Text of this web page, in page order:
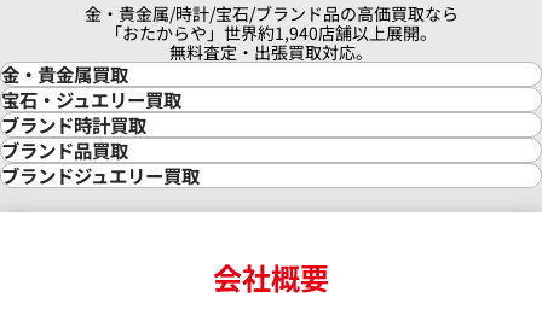
金・貴金属/時計/宝石/ブランド品の高価買取なら
「おたからや」世界約1,940店舗以上展開。
無料査定・出張買取対応。
金・貴金属買取
金買取
金の相場価格情報
金の参考買取価格一覧
インゴット買取
インゴットの相場価格情報
24金買取
宝石・ジュエリー買取
宝石・ジュエリー買取
ダイヤモンド買取
ダイヤモンド・宝石の参考価格一覧
リング・結婚指輪買取
エメラルド買取
ブランド時計買取
時計買取
ロレックス買取
ロレックス デイトナ買取
ロレックス サブマリーナー買取
ロレックス エクスプローラー買取
ロレックス デイトジャスト買取
ブランド品買取
ブランド買取
ブランドジュエリー買取
ヴァンクリーフ＆アーペル買取会社概要